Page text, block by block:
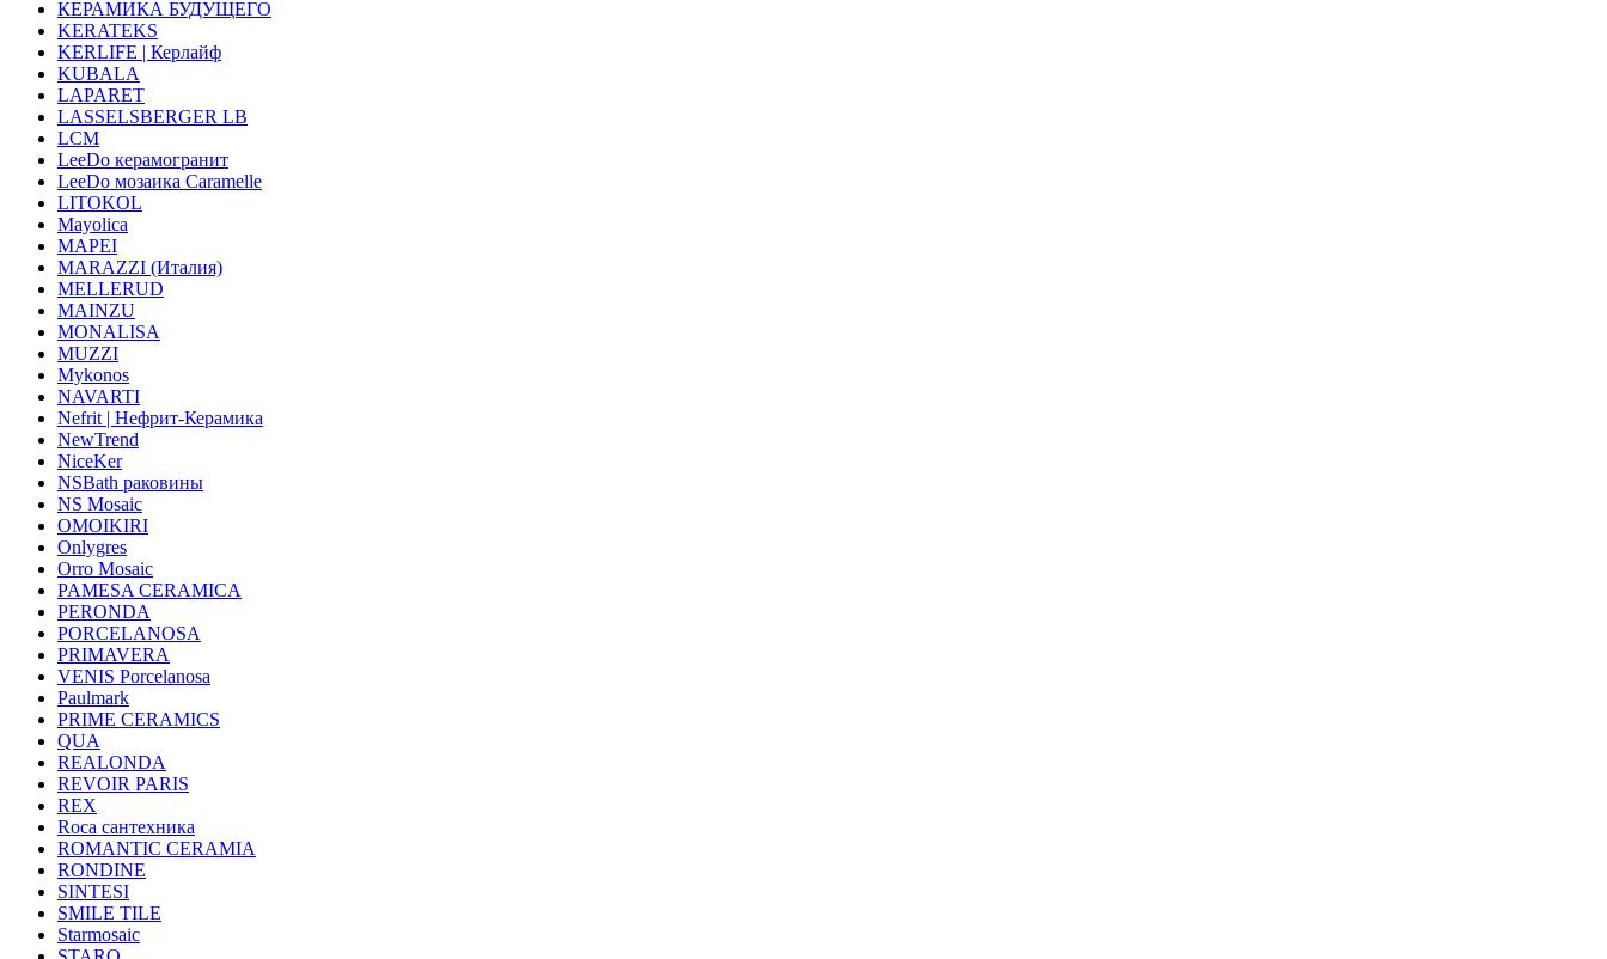
КЕРАМИКА БУДУЩЕГО
KERATEKS
KERLIFE | Керлайф
KUBALA
LAPARET
LASSELSBERGER LB
LCM
LeeDo керамогранит
LeeDo мозаика Caramelle
LITOKOL
Mayolica
MAPEI
MARAZZI (Италия)
MELLERUD
MAINZU
MONALISA
MUZZI
Mykonos
NAVARTI
Nefrit | Нефрит-Керамика
NewTrend
NiceKer
NSBath раковины
NS Mosaic
OMOIKIRI
Onlygres
Orro Mosaic
PAMESA CERAMICA
PERONDA
PORCELANOSA
PRIMAVERA
VENIS Porcelanosa
Paulmark
PRIME CERAMICS
QUA
REALONDA
REVOIR PARIS
REX
Roca сантехника
ROMANTIC CERAMIA
RONDINE
SINTESI
SMILE TILE
Starmosaic